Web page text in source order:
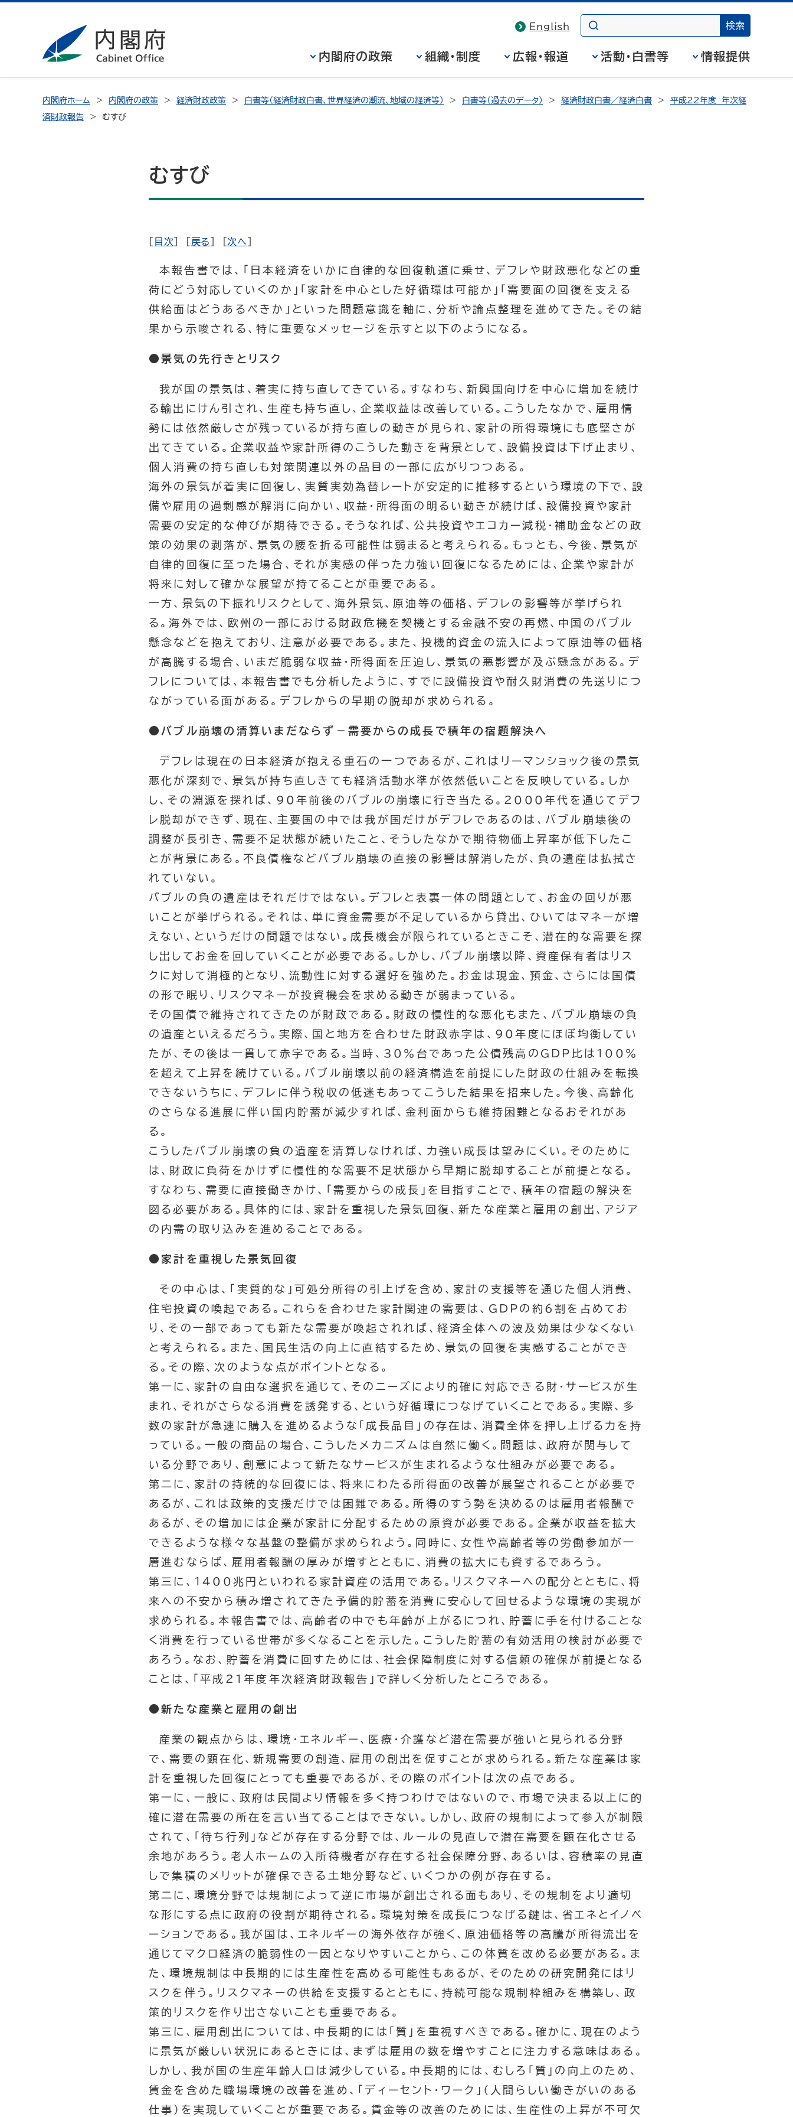
English
内閣府の政策 組織・制度 広報・報道 活動・白書等 情報提供
内閣府ホーム 内閣府の政策 経済財政政策 白書等（経済財政白書、世界経済の潮流、地域の経済等） 白書等（過去のデータ） 経済財政白書／経済白書
平成22年度 年次経
済財政報告
むすび
むすび
目次 戻る ] [次へ
本報告書では、「日本経済をいかに自律的な回復軌道に乗せ、デフレや財政悪化などの重
荷にどう対応していくのか」「家計を中心とした好循環は可能か」「需要面の回復を支える
供給面はどうあるべきか」といった問題意識を軸に、分析や論点整理を進めてきた。その結
果から示唆される、特に重要なメッセージを示すと以下のようになる。
●景気の先行きとリスク
我が国の景気は、着実に持ち直してきている。すなわち、新興国向けを中心に増加を続け
る輸出にけん引され、生産も持ち直し、企業収益は改善している。こうしたなかで、雇用情
勢には依然厳しさが残っているが持ち直しの動きが見られ、家計の所得環境にも底堅さが
出てきている。企業収益や家計所得のこうした動きを背景として、設備投資は下げ止まり、
個人消費の持ち直しも対策関連以外の品目の一部に広がりつつある。
海外の景気が着実に回復し、実質実効為替レートが安定的に推移するという環境の下で、設
備や雇用の過剰感が解消に向かい、収益・所得面の明るい動きが続けば、設備投資や家計
需要の安定的な伸びが期待できる。そうなれば、公共投資やエコカー減税・補助金などの政
策の効果の剥落が、景気の腰を折る可能性は弱まると考えられる。もっとも、今後、景気が
自律的回復に至った場合、それが実感の伴った力強い回復になるためには、企業や家計が
将来に対して確かな展望が持てることが重要である。
一方、景気の下振れリスクとして、海外景気、原油等の価格、デフレの影響等が挙げられ
る。海外では、欧州の一部における財政危機を契機とする金融不安の再燃、中国のバブル
懸念などを抱えており、注意が必要である。また、投機的資金の流入によって原油等の価格
が高騰する場合、いまだ脆弱な収益・所得面を圧迫し、景気の悪影響が及ぶ懸念がある。デ
フレについては、本報告書でも分析したように、すでに設備投資や耐久財消費の先送りにつ
ながっている面がある。デフレからの早期の脱却が求められる。
●バブル崩壊の清算いまだならず－需要からの成長で積年の宿題解決へ
デフレは現在の日本経済が抱える重石の一つであるが、これはリーマンショック後の景気
悪化が深刻で、景気が持ち直しきても経済活動水準が依然低いことを反映している。しか
し、その淵源を探れば、90年前後のバブルの崩壊に行き当たる。2000年代を通じてデフ
レ脱却ができず、現在、主要国の中では我が国だけがデフレであるのは、バブル崩壊後の
調整が長引き、需要不足状態が続いたこと、そうしたなかで期待物価上昇率が低下したこ
とが背景にある。不良債権などバブル崩壊の直接の影響は解消したが、負の遺産は払拭さ
れていない。
バブルの負の遺産はそれだけではない。デフレと表裏一体の問題として、お金の回りが悪
いことが挙げられる。それは、単に資金需要が不足しているから貸出、ひいてはマネーが増
えない、というだけの問題ではない。成長機会が限られているときこそ、潜在的な需要を探
し出してお金を回していくことが必要である。しかし、バブル崩壊以降、資産保有者はリス
クに対して消極的となり、流動性に対する選好を強めた。お金は現金、預金、さらには国債
の形で眠り、リスクマネーが投資機会を求める動きが弱まっている。
その国債で維持されてきたのが財政である。財政の慢性的な悪化もまた、バブル崩壊の負
の遺産といえるだろう。実際、国と地方を合わせた財政赤字は、90年度にほぼ均衡してい
たが、その後は一貫して赤字である。当時、30％台であった公債残高のGDP比は100％
を超えて上昇を続けている。バブル崩壊以前の経済構造を前提にした財政の仕組みを転換
できないうちに、デフレに伴う税収の低迷もあってこうした結果を招来した。今後、高齢化
のさらなる進展に伴い国内貯蓄が減少すれば、金利面からも維持困難となるおそれがあ
る。
こうしたバブル崩壊の負の遺産を清算しなければ、力強い成長は望みにくい。そのために
は、財政に負荷をかけずに慢性的な需要不足状態から早期に脱却することが前提となる。
すなわち、需要に直接働きかけ、「需要からの成長」を目指すことで、積年の宿題の解決を
図る必要がある。具体的には、家計を重視した景気回復、新たな産業と雇用の創出、アジア
の内需の取り込みを進めることである。
●家計を重視した景気回復
その中心は、「実質的な」可処分所得の引上げを含め、家計の支援等を通じた個人消費、
住宅投資の喚起である。これらを合わせた家計関連の需要は、GDPの約6割を占めてお
り、その一部であっても新たな需要が喚起されれば、経済全体への波及効果は少なくない
と考えられる。また、国民生活の向上に直結するため、景気の回復を実感することができ
る。その際、次のような点がポイントとなる。
第一に、家計の自由な選択を通じて、そのニーズにより的確に対応できる財・サービスが生
まれ、それがさらなる消費を誘発する、という好循環につなげていくことである。実際、多
数の家計が急速に購入を進めるような「成長品目」の存在は、消費全体を押し上げる力を持
っている。一般の商品の場合、こうしたメカニズムは自然に働く。問題は、政府が関与して
いる分野であり、創意によって新たなサービスが生まれるような仕組みが必要である。
第二に、家計の持続的な回復には、将来にわたる所得面の改善が展望されることが必要で
あるが、これは政策的支援だけでは困難である。所得のすう勢を決めるのは雇用者報酬で
あるが、その増加には企業が家計に分配するための原資が必要である。企業が収益を拡大
できるような様々な基盤の整備が求められよう。同時に、女性や高齢者等の労働参加が一
層進むならば、雇用者報酬の厚みが増すとともに、消費の拡大にも資するであろう。
第三に、1400兆円といわれる家計資産の活用である。リスクマネーへの配分とともに、将
来への不安から積み増されてきた予備的貯蓄を消費に安心して回せるような環境の実現が
求められる。本報告書では、高齢者の中でも年齢が上がるにつれ、貯蓄に手を付けることな
く消費を行っている世帯が多くなることを示した。こうした貯蓄の有効活用の検討が必要で
あろう。なお、貯蓄を消費に回すためには、社会保障制度に対する信頼の確保が前提となる
ことは、「平成21年度年次経済財政報告」で詳しく分析したところである。
●新たな産業と雇用の創出
産業の観点からは、環境・エネルギー、医療・介護など潜在需要が強いと見られる分野
で、需要の顕在化、新規需要の創造、雇用の創出を促すことが求められる。新たな産業は家
計を重視した回復にとっても重要であるが、その際のポイントは次の点である。
第一に、一般に、政府は民間より情報を多く持つわけではないので、市場で決まる以上に的
確に潜在需要の所在を言い当てることはできない。しかし、政府の規制によって参入が制限
されて、「待ち行列」などが存在する分野では、ルールの見直しで潜在需要を顕在化させる
余地があろう。老人ホームの入所待機者が存在する社会保障分野、あるいは、容積率の見直
しで集積のメリットが確保できる土地分野など、いくつかの例が存在する。
第二に、環境分野では規制によって逆に市場が創出される面もあり、その規制をより適切
な形にする点に政府の役割が期待される。環境対策を成長につなげる鍵は、省エネとイノベ
ーションである。我が国は、エネルギーの海外依存が強く、原油価格等の高騰が所得流出を
通じてマクロ経済の脆弱性の一因となりやすいことから、この体質を改める必要がある。ま
た、環境規制は中長期的には生産性を高める可能性もあるが、そのための研究開発にはリ
スクを伴う。リスクマネーの供給を支援するとともに、持続可能な規制枠組みを構築し、政
策的リスクを作り出さないことも重要である。
第三に、雇用創出については、中長期的には「質」を重視すべきである。確かに、現在のよう
に景気が厳しい状況にあるときには、まずは雇用の数を増やすことに注力する意味はある。
しかし、我が国の生産年齢人口は減少している。中長期的には、むしろ「質」の向上のため、
賃金を含めた職場環境の改善を進め、「ディーセント・ワーク」（人間らしい働きがいのある
仕事）を実現していくことが重要である。賃金等の改善のためには、生産性の上昇が不可欠